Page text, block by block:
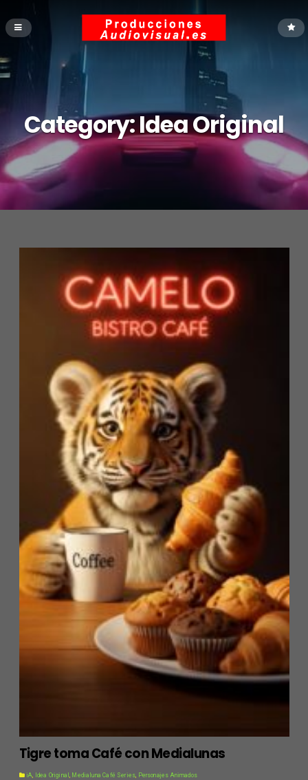
Category:Idea Original
Tigre toma Café con Medialunas
iA, Idea Original, Medialuna Café Series, Personajes Animados